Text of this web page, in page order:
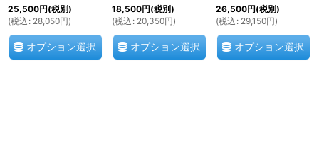
25,500円(税別)
(税込 : 28,050円)
オプション選択
18,500円(税別)
(税込 : 20,350円)
オプション選択
26,500円(税別)
(税込 : 29,150円)
オプション選択